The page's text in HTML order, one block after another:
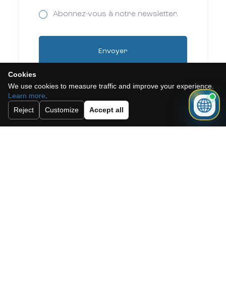
Abonnez-vous à notre newsletter.
Envoyer
Cookies
We use cookies to measure traffic and improve your experience.
Learn more
Reject
Customize Accept all